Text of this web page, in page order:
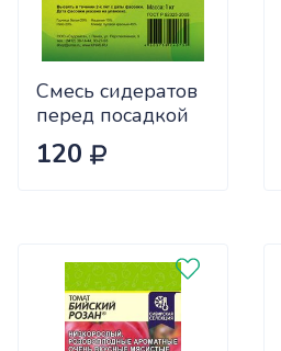
Смесь сидератов
перед посадкой
чеснока 0,5кг
САДОВИТА
120